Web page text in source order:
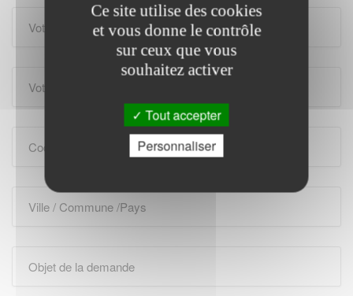
Ce site utilise des cookies
et vous donne le contrôle
sur ceux que vous
souhaitez activer
Tout accepter
Personnaliser